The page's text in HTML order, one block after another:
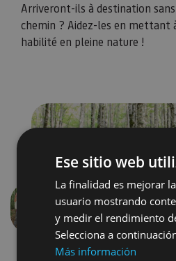
Arriveront-ils à destination sans
chemin ? Aidez-les en mettant
habilité en pleine nature !
Précédent
Ese sitio web
La finalidad es mejorar
usuario mostrando
y medir el rendimiento
Selecciona a
Más información